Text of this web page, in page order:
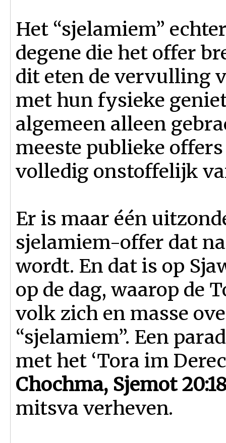
Het “sjelamiem”
degene die het offer
dit eten de vervulling
met hun fysieke
algemeen alleen
meeste publieke
volledig onstoffelijk
Er is maar één
sjelamiem-offer dat
wordt. En dat is op
op de dag, waarop de
volk zich en masse
“sjelamiem”. Een
met het ‘Tora im
Chochma, Sjemot
mitsva verheven.